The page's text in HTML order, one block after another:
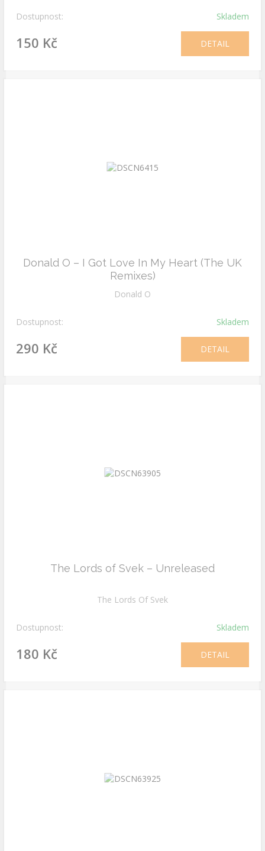
Dostupnost: Skladem
150 Kč DETAIL
Donald O – I Got Love In My Heart (The UK
Remixes)
Donald O
Dostupnost: Skladem
290 Kč DETAIL
The Lords of Svek – Unreleased
The Lords Of Svek
Dostupnost: Skladem
180 Kč DETAIL